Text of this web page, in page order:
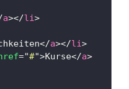
a></li>
</a></li>
="#">Kurse</a>